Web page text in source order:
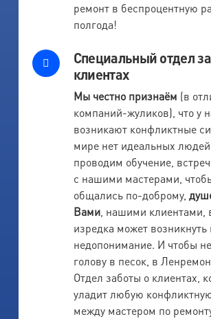
ремонт в беспроцентную
полгода!
Специальный отдел
клиентах
Мы честно признаём (в
компаний-жуликов), что у
возникают конфликтные
мире нет идеальных
проводим обучение,
с нашими мастерами,
общались по-доброму,
Вами, нашими клиентами,
изредка может возникнуть
недопонимание. И чтобы
голову в песок, в
Отдел заботы о клиентах,
уладит любую
между мастером по